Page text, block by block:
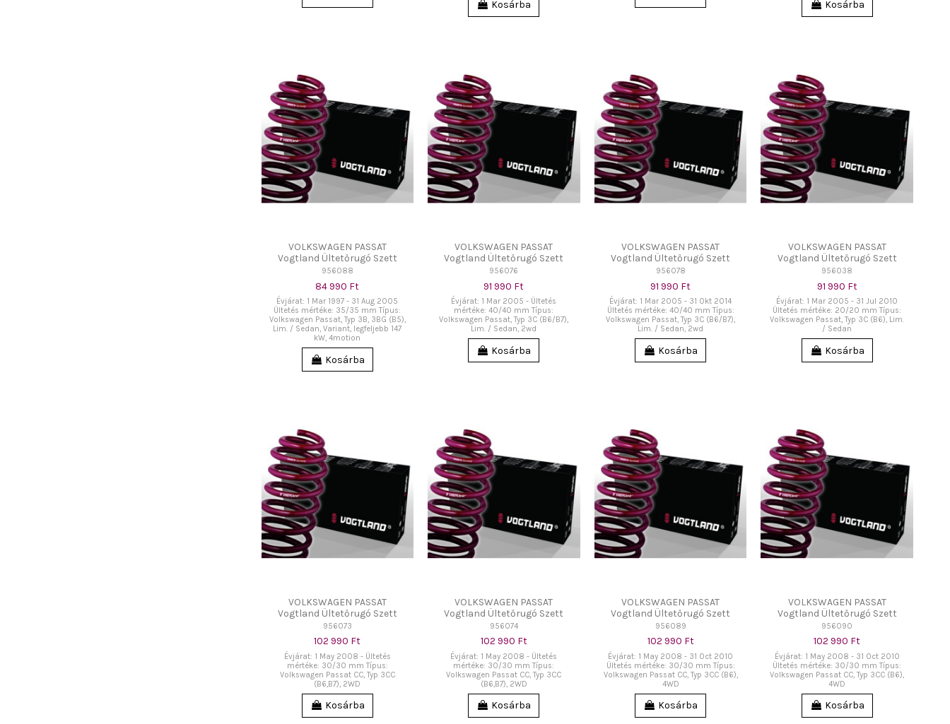
Kosárba Kosárba
VOLKSWAGEN PASSAT
Vogtland Ültetőrugó Szett
956088
84 990 Ft
Évjárat: 1 Mar 1997 - 31 Aug 2005
Ültetés mértéke: 35/35 mm Típus:
Volkswagen Passat, Typ 3B, 3BG (B5),
Lim. / Sedan, Variant, legfeljebb 147
kW, 4motion
Kosárba
VOLKSWAGEN PASSAT
Vogtland Ültetőrugó Szett
956076
91 990 Ft
Évjárat: 1 Mar 2005 - Ültetés
mértéke: 40/40 mm Típus:
Volkswagen Passat, Typ 3C (B6/B7),
Lim. / Sedan, 2wd
Kosárba
VOLKSWAGEN PASSAT
Vogtland Ültetőrugó Szett
956078
91 990 Ft
Évjárat: 1 Mar 2005 - 31 Okt 2014
Ültetés mértéke: 40/40 mm Típus:
Volkswagen Passat, Typ 3C (B6/B7),
Lim. / Sedan, 2wd
Kosárba
VOLKSWAGEN PASSAT
Vogtland Ültetőrugó Szett
956038
91 990 Ft
Évjárat: 1 Mar 2005 - 31 Jul 2010
Ültetés mértéke: 20/20 mm Típus:
Volkswagen Passat, Typ 3C (B6), Lim.
/ Sedan
Kosárba
VOLKSWAGEN PASSAT
Vogtland Ültetőrugó Szett
956073
102 990 Ft
Évjárat: 1 May 2008 - Ültetés
mértéke: 30/30 mm Típus:
Volkswagen Passat CC, Typ 3CC
(B6,B7), 2WD
Kosárba
VOLKSWAGEN PASSAT
Vogtland Ültetőrugó Szett
956074
102 990 Ft
Évjárat: 1 May 2008 - Ültetés
mértéke: 30/30 mm Típus:
Volkswagen Passat CC, Typ 3CC
(B6,B7), 2WD
Kosárba
VOLKSWAGEN PASSAT
Vogtland Ültetőrugó Szett
956089
102 990 Ft
Évjárat: 1 May 2008 - 31 Oct 2010
Ültetés mértéke: 30/30 mm Típus:
Volkswagen Passat CC, Typ 3CC (B6),
4WD
Kosárba
VOLKSWAGEN PASSAT
Vogtland Ültetőrugó Szett
956090
102 990 Ft
Évjárat: 1 May 2008 - 31 Oct 2010
Ültetés mértéke: 30/30 mm Típus:
Volkswagen Passat CC, Typ 3CC (B6),
4WD
Kosárba